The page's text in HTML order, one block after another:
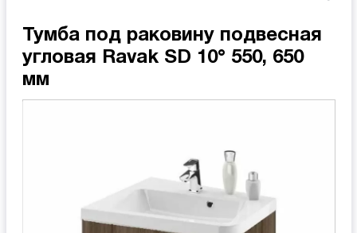
Тумба под раковину подвесная
угловая Ravak SD 10° 550, 650
мм